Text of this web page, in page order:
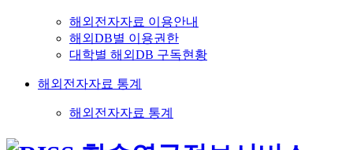
해외전자자료 이용안내
해외DB별 이용권한
대학별 해외DB 구독현황
해외전자자료 통계
해외전자자료 통계